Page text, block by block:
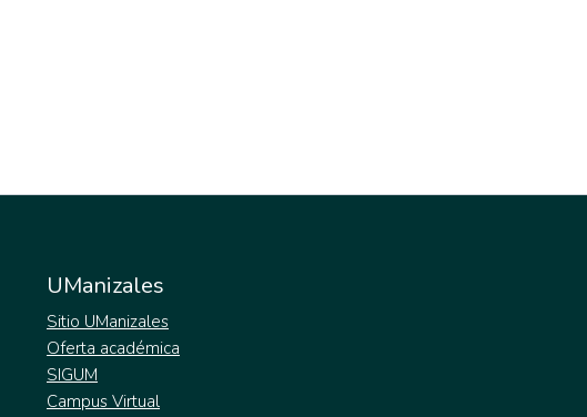
UManizales
Sitio UManizales
Oferta académica
SIGUM
Campus Virtual